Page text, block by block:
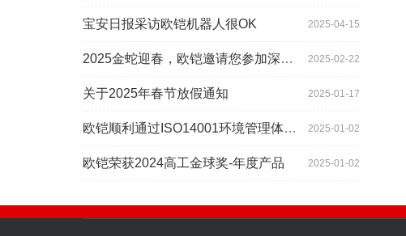
2025-04-15
宝安日报采访欧铠机器人很OK
2025-02-22
2025金蛇迎春，欧铠邀请您参加深圳工业展
2025-01-17
关于2025年春节放假通知
2025-01-02
欧铠顺利通过ISO14001环境管理体系认证
2025-01-02
欧铠荣获2024高工金球奖-年度产品